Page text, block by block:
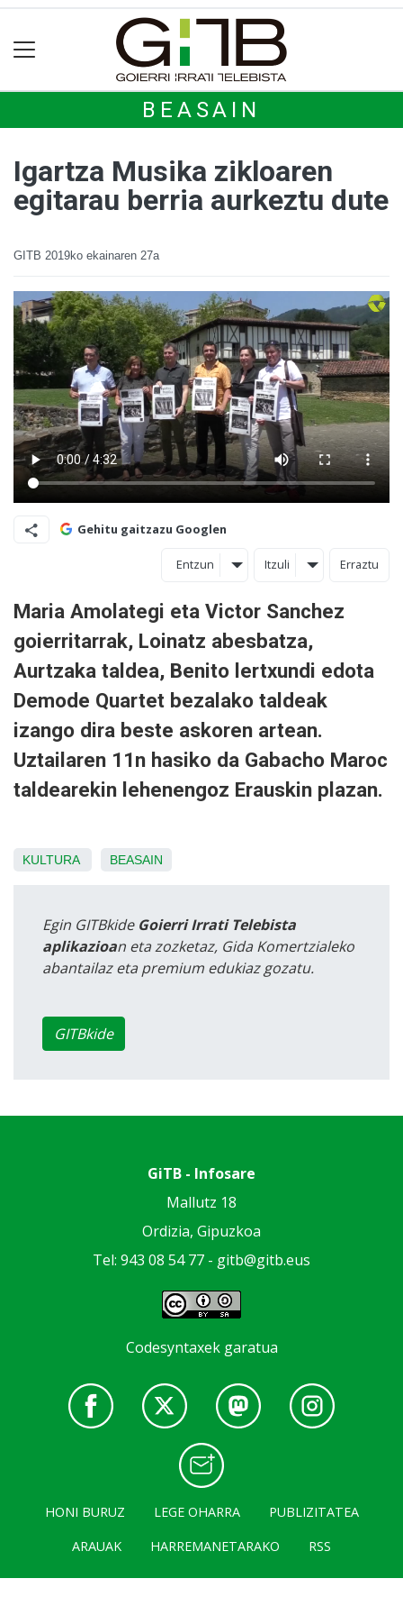
BEASAIN
Igartza Musika zikloaren
egitarau berria aurkeztu dute
GITB 2019ko ekainaren 27a
Gehitu gaitzazu Googlen
Entzun Itzuli Erraztu
Maria Amolategi eta Victor Sanchez
goierritarrak, Loinatz abesbatza,
Aurtzaka taldea, Benito lertxundi edota
Demode Quartet bezalako taldeak
izango dira beste askoren artean.
Uztailaren 11n hasiko da Gabacho Maroc
taldearekin lehenengoz Erauskin plazan.
KULTURA BEASAIN
Egin GITBkide Goierri Irrati Telebista
aplikazioan eta zozketaz, Gida Komertzialeko
abantailaz eta premium edukiaz gozatu.
GITBkide
GiTB - Infosare
Mallutz 18
Ordizia, Gipuzkoa
Tel: 943 08 54 77 - gitb@gitb.eus
Codesyntaxek garatua
HONI BURUZ LEGE OHARRA
PUBLIZITATEA
ARAUAK
HARREMANETARAKO RSS